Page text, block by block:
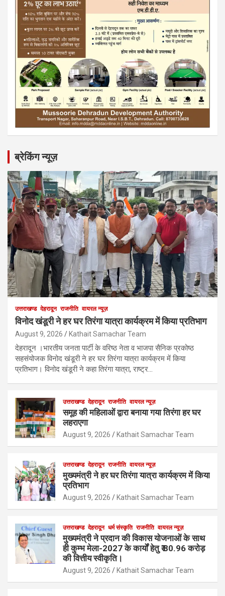
ब्रेकिंग न्यूज़
उत्तराखण्ड देहरादून राजनीति वायरल न्यूज़
विनोद खंडूरी ने हर घर तिरंगा यात्रा कार्यक्रम में किया प्रतिभाग
August 9, 2026 Kathait Samachar Team
देहरादून ।भारतीय जनता पार्टी के वरिष्ठ नेता व भाजपा सैनिक प्रकोष्ठ
सहसंयोजक विनोद खंडूरी ने हर घर तिरंगा यात्रा कार्यक्रम में किया
प्रतिभाग। विनोद खंडूरी ने कहा तिरंगा यात्रा, राष्ट्र…
उत्तराखण्ड देहरादून राजनीति वायरल न्यूज़
समूह की महिलाओं द्वारा बनाया गया तिरंगा हर घर
लहराएगा
August 9, 2026 Kathait Samachar Team
उत्तराखण्ड देहरादून राजनीति वायरल न्यूज़
मुख्यमंत्री ने हर घर तिरंगा यात्रा कार्यक्रम में किया
प्रतिभाग
August 9, 2026 Kathait Samachar Team
उत्तराखण्ड देहरादून धर्म संस्कृति राजनीति वायरल न्यूज़
मुख्यमंत्री ने प्रदान की विकास योजनाओं के साथ
ही कुम्भ मेला-2027 के कार्यों हेतु ₹ 80.96 करोड़
की वित्तीय स्वीकृति।
August 9, 2026 Kathait Samachar Team